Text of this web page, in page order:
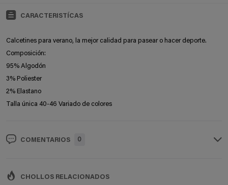
CARACTERISTÍCAS
Calcetines para verano, la mejor calidad para pasear o hacer deporte.
Composición:
95% Algodón
3% Poliester
2% Elastano
Talla única 40-46 Variado de colores
COMENTARIOS 0
CHOLLOS RELACIONADOS